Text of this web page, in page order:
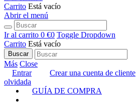
Carrito Está vacío
Abrir el menú
Ir al carrito 0 €0 Toggle Dropdown
Carrito Está vacío
Buscar
Más Close
Entrar
Crear una cuenta de cliente
olvidada
GUÍA DE COMPRA